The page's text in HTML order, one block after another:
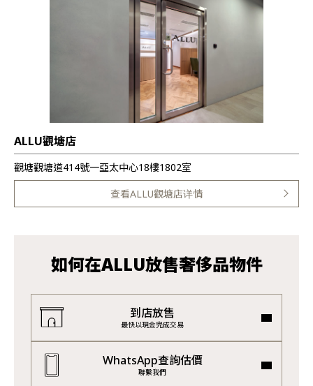
ALLU觀塘店
觀塘觀塘道414號一亞太中心18樓1802室
查看ALLU觀塘店详情
如何在ALLU放售奢侈品物件
到店放售
最快以現金完成交易
WhatsApp查詢估價
聯繫我們